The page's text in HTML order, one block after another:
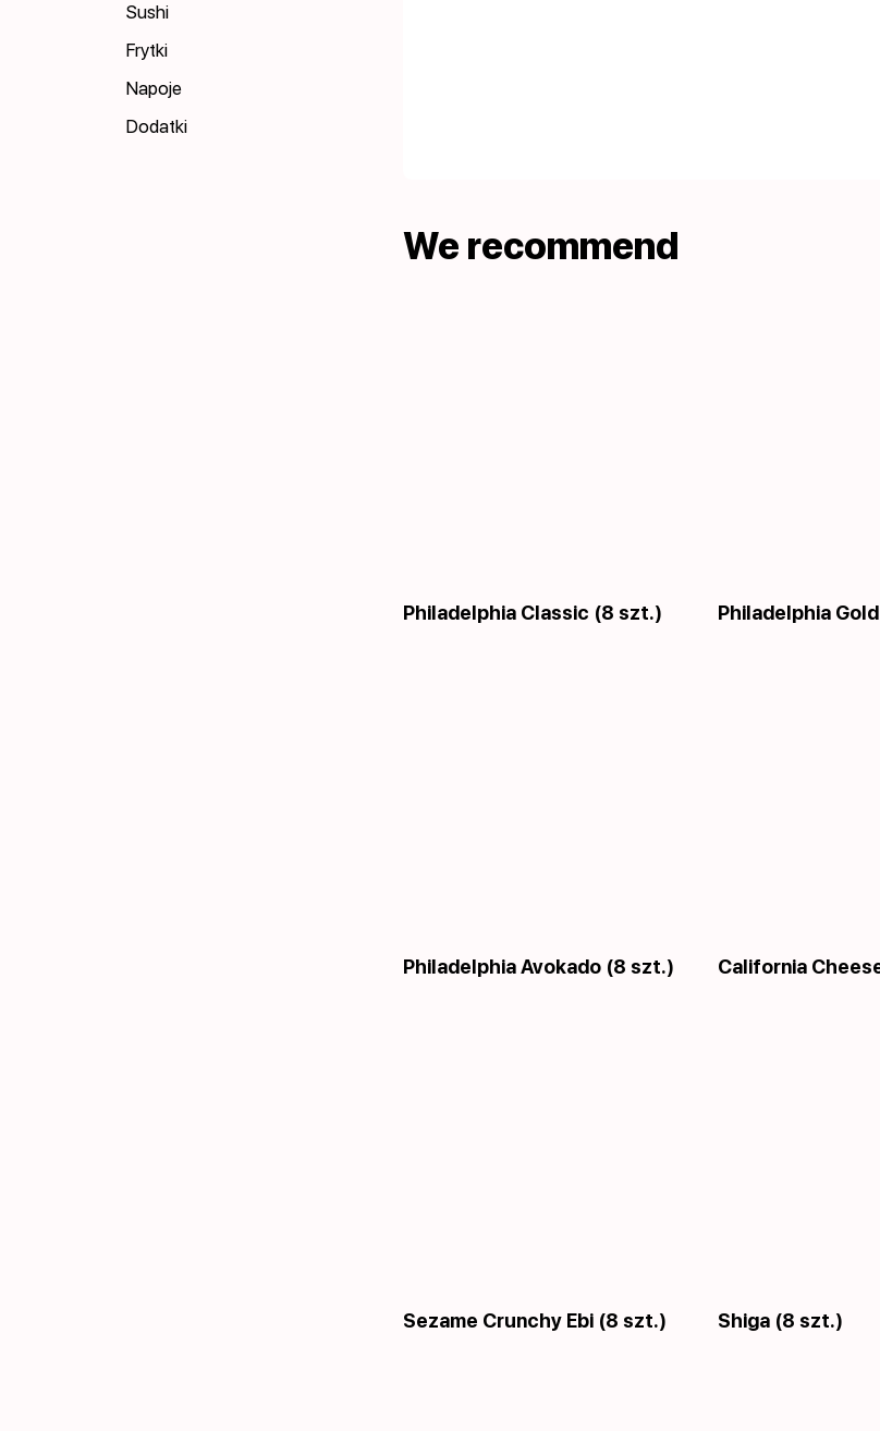
Sushi
Frytki
Napoje
Dodatki
We recommend
Philadelphia Classic (8 szt.) Philadelphia
Philadelphia Avokado (8 szt.) California
Sezame Crunchy Ebi (8 szt.) Shiga (8 szt.)